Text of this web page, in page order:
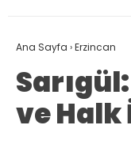
Ana Sayfa ›Erzincan
ve Halk